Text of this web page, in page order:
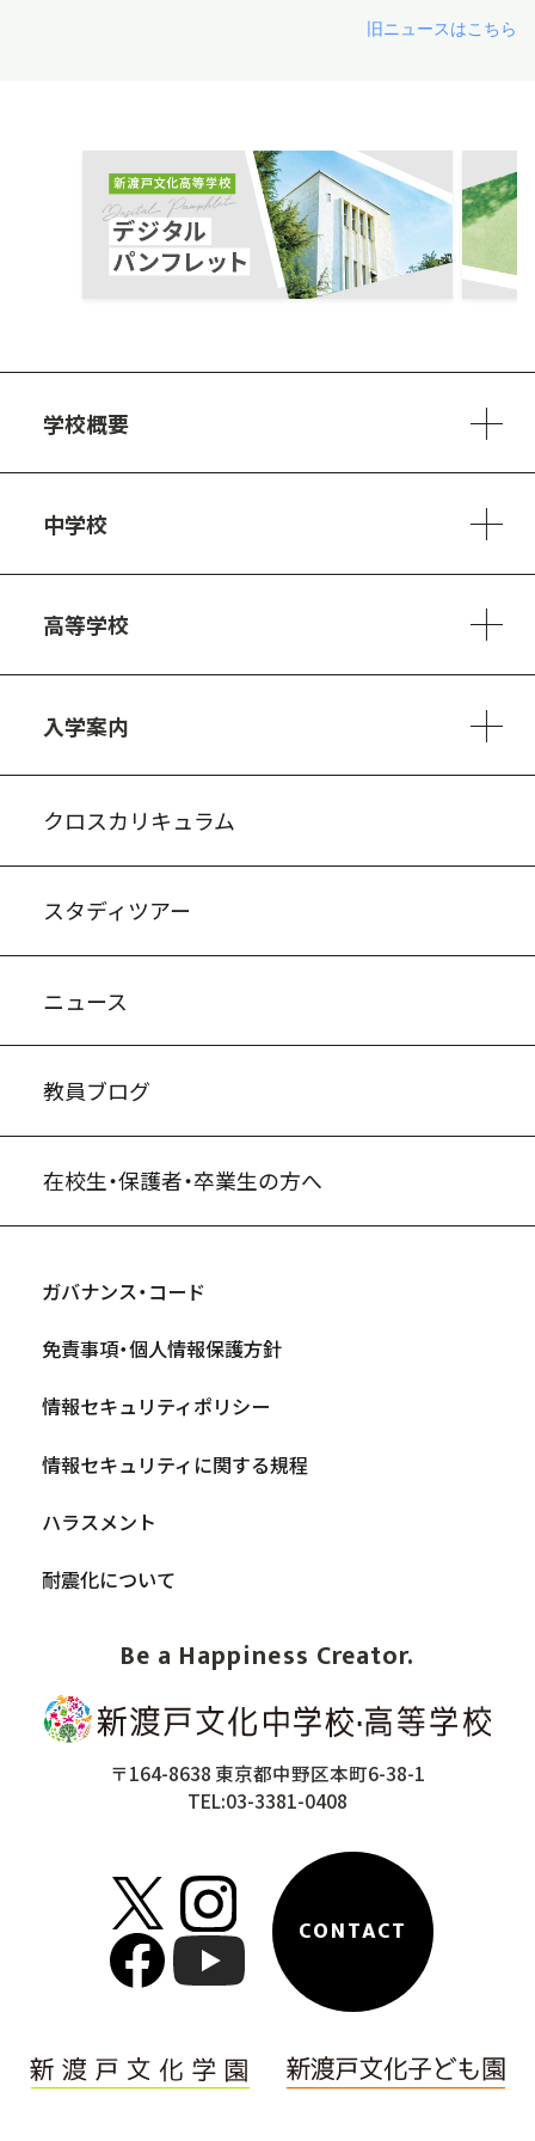
旧ニュースはこちら
Be a Happiness Creator.
〒164-8638 東京都中野区本町6-38-1
TEL:03-3381-0408
CONTACT
学校概要
中学校
高等学校
入学案内
クロスカリキュラム
スタディツアー
ニュース
教員ブログ
在校生・保護者・卒業生の方へ
ガバナンス・コード
免責事項・個人情報保護方針
情報セキュリティポリシー
情報セキュリティに関する規程
ハラスメント
耐震化について